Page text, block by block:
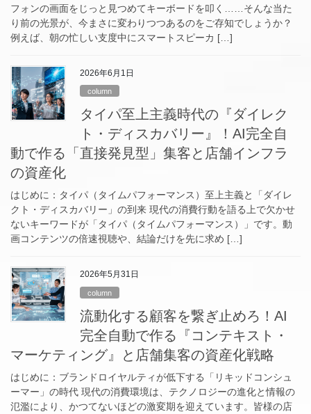
フォンの画面をじっと見つめてキーボードを叩く……そんな当た
り前の光景が、今まさに変わりつつあるのをご存知でしょうか？
例えば、朝の忙しい支度中にスマートスピーカ […]
2026年6月1日
column
タイパ至上主義時代の『ダイレク
ト・ディスカバリー』！AI完全自
動で作る「直接発見型」集客と店舗インフラ
の資産化
はじめに：タイパ（タイムパフォーマンス）至上主義と「ダイレ
クト・ディスカバリー」の到来 現代の消費行動を語る上で欠かせ
ないキーワードが「タイパ（タイムパフォーマンス）」です。動
画コンテンツの倍速視聴や、結論だけを先に求め […]
2026年5月31日
column
流動化する顧客を繋ぎ止めろ！AI
完全自動で作る『コンテキスト・
マーケティング』と店舗集客の資産化戦略
はじめに：ブランドロイヤルティが低下する「リキッドコンシュ
ーマー」の時代 現代の消費環境は、テクノロジーの進化と情報の
氾濫により、かつてないほどの激変期を迎えています。皆様の店